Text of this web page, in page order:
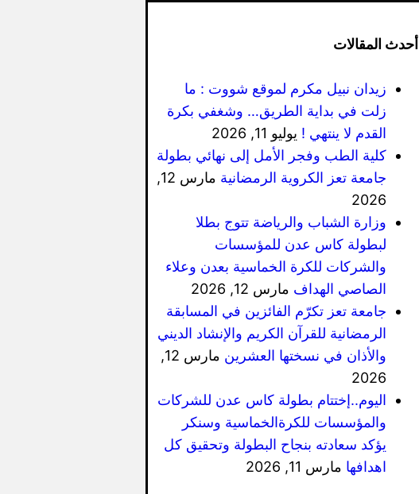
أحدث المقالات
زيدان نبيل مكرم لموقع شووت : ما
زلت في بداية الطريق… وشغفي بكرة
القدم لا ينتهي ! يوليو 11, 2026
كلية الطب وفجر الأمل إلى نهائي بطولة
جامعة تعز الكروية الرمضانية
مارس 12,
2026
وزارة الشباب والرياضة تتوج بطلا
لبطولة كاس عدن للمؤسسات
والشركات للكرة الخماسية بعدن وعلاء
الصاصي الهداف مارس 12, 2026
جامعة تعز تكرّم الفائزين في المسابقة
الرمضانية للقرآن الكريم والإنشاد الديني
والأذان في نسختها العشرين
مارس 12,
2026
اليوم..إختتام بطولة كاس عدن للشركات
والمؤسسات للكرةالخماسية وسنكر
يؤكد سعادته بنجاح البطولة وتحقيق كل
اهدافها مارس 11, 2026